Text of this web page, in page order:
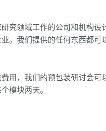
究领域工作的公司和机构设
。我们提供的任何东西都可
用，我们的预包装研讨会可
模块两天。